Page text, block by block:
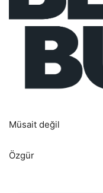
Müsait değil
Özgür